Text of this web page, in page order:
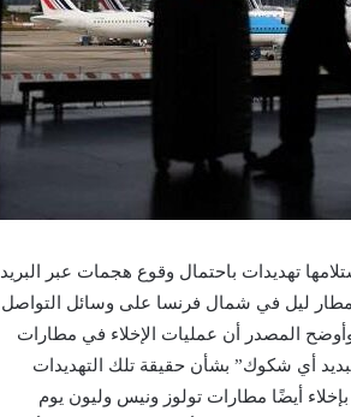
استلامها تهديدات باحتمال وقوع هجمات عبر البريد
مطار ليل في شمال فرنسا على وسائل التواصل
وأوضح المصدر أن عمليات الإخلاء في مطارات
أي شكوك” بشأن حقيقة تلك التهديدات
أيضًا مطارات تولوز ونيس وليون يوم